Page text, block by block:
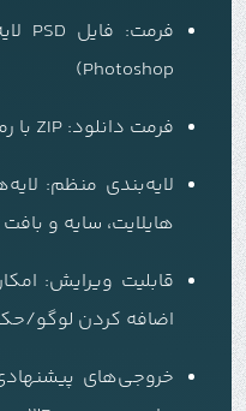
Photoshop)
فرمت دانلود:
لایه‌بندی منظم:
هایلایت، سایه و بافت
قابلیت ویرایش:
اضافه کردن لوگو/